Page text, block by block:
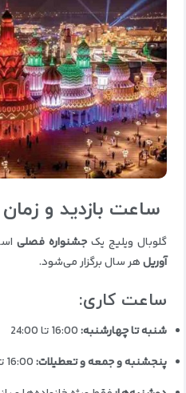
ساعت بازدید و
گلوبال ویلیج یکجشنواره فصلی
آوریلهر سال برگزار می‌شود.
ساعت کاری:
شنبه تا چهارشنبه:
پنجشنبه و جمعه و تعطیلات: